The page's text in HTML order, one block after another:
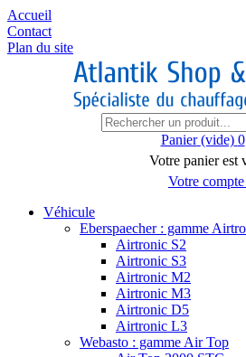
Accueil
Contact
Plan du site
Panier (vide) 0
Votre panier est
Votre compte
Véhicule
Eberspaecher : gamme
Airtronic S2
Airtronic S3
Airtronic M2
Airtronic M3
Airtronic D5
Airtronic L3
Webasto : gamme Air Top